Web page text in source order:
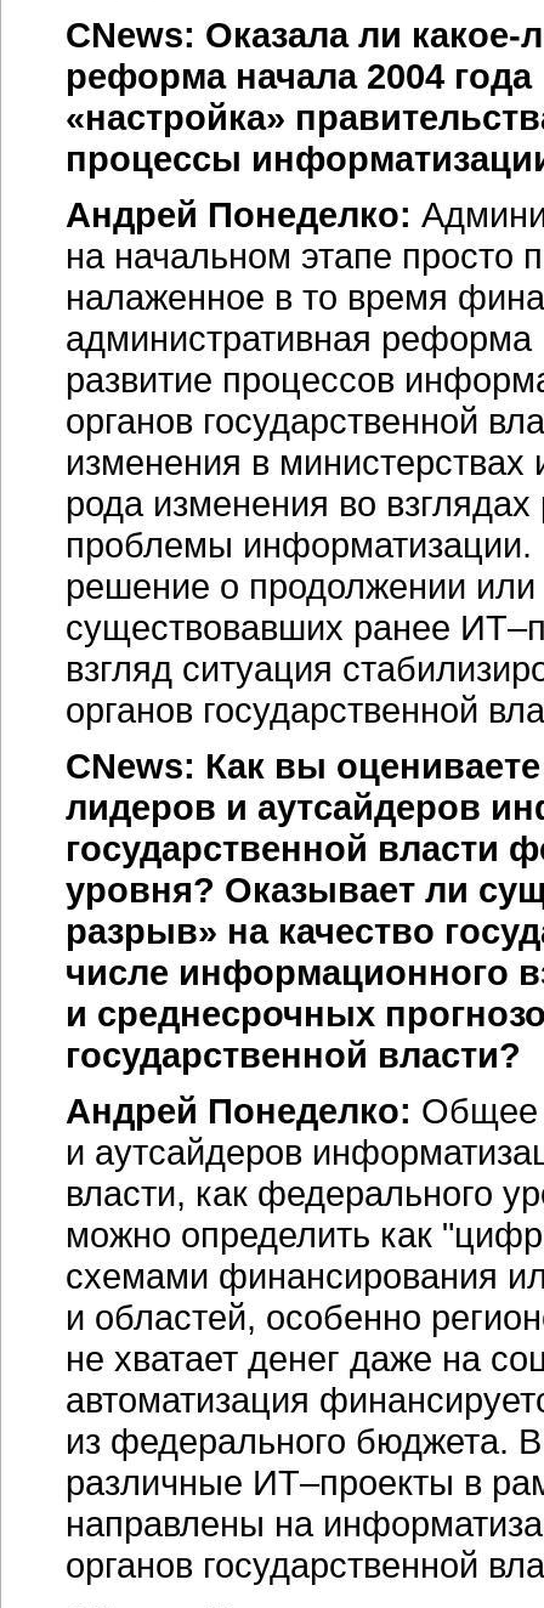
CNews: Оказала ли какое-
реформа начала 2004
«настройка»
процессы
Андрей Понеделко:
на начальном этапе просто
налаженное в то время
административная реформа
развитие процессов
органов государственной
изменения в министерствах
рода изменения во
проблемы информатизации.
решение о продолжении
существовавших ранее
взгляд ситуация
органов государственной
CNews: Как вы
лидеров и аутсайдеров
государственной власти
уровня? Оказывает ли
разрыв» на качество
числе информационного
и среднесрочных
государственной власти?
Андрей Понеделко: Общее
и аутсайдеров
власти, как федерального
можно определить как
схемами финансирования
и областей, особенно
не хватает денег даже на
автоматизация
из федерального бюджета.
различные ИТ–проекты в
направлены на
органов государственной